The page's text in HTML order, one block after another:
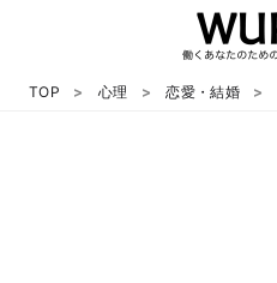
TOP 心理 恋愛・結婚